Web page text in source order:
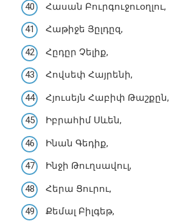
Հասան Բուրգուջուօղլու,
Հաթիջե Յըլդըզ,
Հըդըր Չելիք,
Հովսեփ Հայրենի,
Հյուսեյն Հաբիփ Թաշքըն,
Իբրահիմ Սևեն,
Ինան Գեդիք,
Ինջի Թուղսավուլ,
Հերա Ցուրու,
Քեմալ Բիլգեթ,